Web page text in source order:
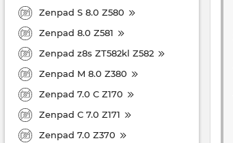
Zenpad S 8.0 Z580
Zenpad 8.0 Z581
Zenpad z8s ZT582kl Z582
Zenpad M 8.0 Z380
Zenpad 7.0 C Z170
Zenpad C 7.0 Z171
Zenpad 7.0 Z370